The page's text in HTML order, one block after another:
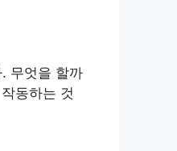
무엇을 할까
동하는 것